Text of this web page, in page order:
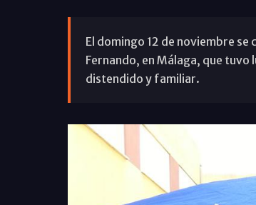
El domingo 12 de noviembre se
Fernando, en Málaga, que tuvo
distendido y familiar.